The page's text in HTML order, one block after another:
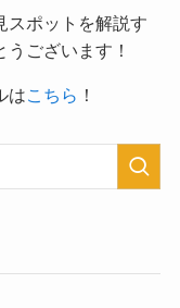
スポットを解説す
ございます！
はこちら ！